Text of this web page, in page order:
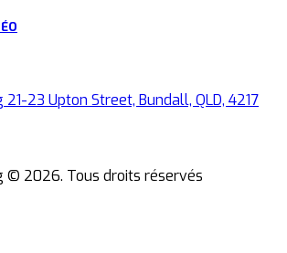
23 Upton Street, Bundall, QLD, 4217
© 2026. Tous droits réservés